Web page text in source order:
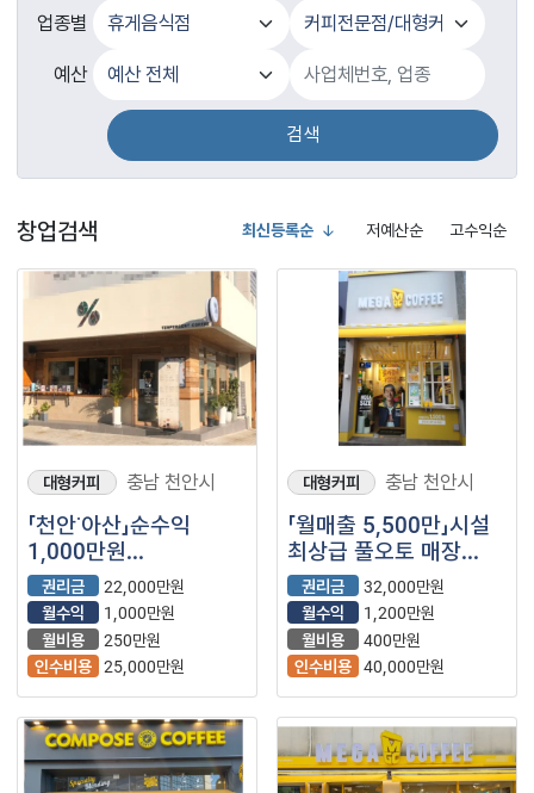
업종별
예산
검색
창업검색 최신등록순 저예산순 고수익순
대형커피 충남 천안시
「천안˙아산」순수익
1,000만원
【텐퍼센트커피】
권리금
22,000만원
월수익
1,000만원
월비용
250만원
인수비용 25,000만원
대형커피 충남 천안시
「월매출 5,500만」시설
최상급 풀오토 매장
【메가커피】
권리금
32,000만원
월수익
1,200만원
월비용
400만원
인수비용 40,000만원